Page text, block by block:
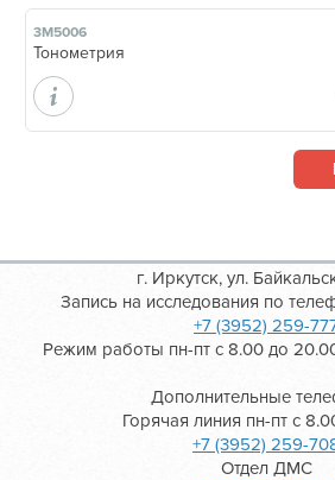
3М5006
Тонометрия
г. Иркутск, ул.
Запись на исследования по
+7 (3952) 259-
Режим работы пн-пт с 8.00 до
Дополнительные
Горячая линия пн-пт с
+7 (3952) 259-
Отдел ДМС